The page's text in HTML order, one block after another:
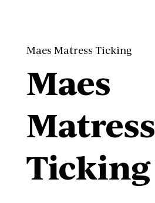
Maes Matress Ticking
Maes
Matress
Ticking